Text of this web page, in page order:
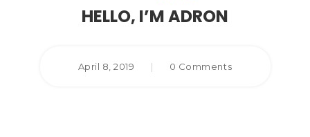
HELLO, I’M ADRON
April 8, 2019 | 0 Comments